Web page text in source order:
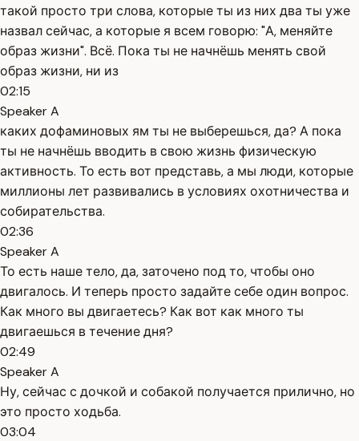
такой просто три слова, которые ты из них два ты уже
назвал сейчас, а которые я всем говорю: "А, меняйте
образ жизни". Всё. Пока ты не начнёшь менять свой
образ жизни, ни из
02:15
Speaker A
каких дофаминовых ям ты не выберешься, да? А пока
ты не начнёшь вводить в свою жизнь физическую
активность. То есть вот представь, а мы люди, которые
миллионы лет развивались в условиях охотничества и
собирательства.
02:36
Speaker A
То есть наше тело, да, заточено под то, чтобы оно
двигалось. И теперь просто задайте себе один вопрос.
Как много вы двигаетесь? Как вот как много ты
двигаешься в течение дня?
02:49
Speaker A
Ну, сейчас с дочкой и собакой получается прилично, но
это просто ходьба.
03:04